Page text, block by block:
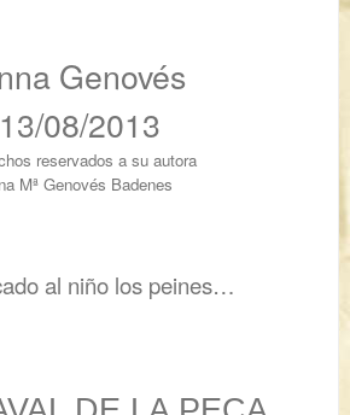
Genovés
13/08/2013
reservados a su autora
Mª Genovés Badenes
al niño los peines…